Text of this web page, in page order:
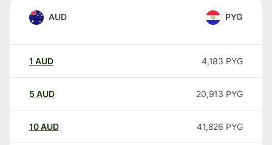
AUD PYG
1 AUD 4,183 PYG
5 AUD 20,913 PYG
10AUD 41,826 PYG